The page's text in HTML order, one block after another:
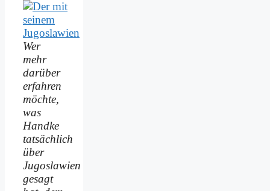
Wer
mehr
darüber
erfahren
möchte,
was
Handke
tatsächlich
über
Jugoslawien
gesagt